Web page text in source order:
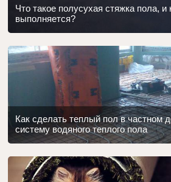
Что такое полусухая стяжка пола, и
выполняется?
Как сделать теплый пол в частном
систему водяного теплого пола